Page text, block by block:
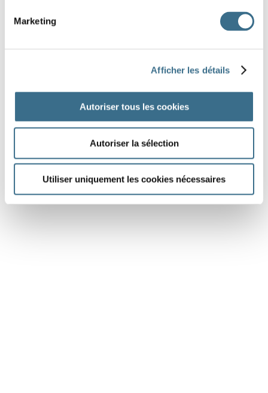
Marketing
Afficher les détails
Autoriser tous les cookies
Autoriser la sélection
Utiliser uniquement les cookies nécessaires